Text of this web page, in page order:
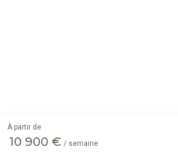
À partir de
10 900 € / semaine